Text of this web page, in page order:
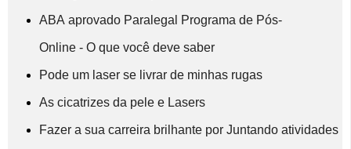
ABA aprovado Paralegal Programa de Pós-
Online - O que você deve saber
Pode um laser se livrar de minhas rugas
As cicatrizes da pele e Lasers
Fazer a sua carreira brilhante por Juntando atividades